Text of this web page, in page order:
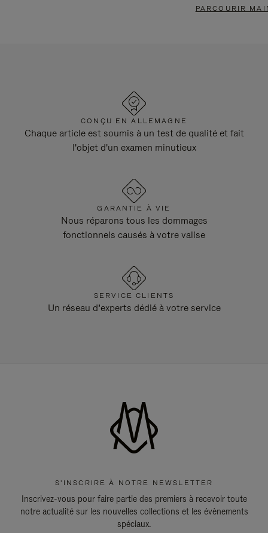
PARCOURIR
CONÇU EN ALLEMAGNE
Chaque article est soumis à un test de qualité et fait
l'objet d'un examen minutieux
GARANTIE À VIE
Nous réparons tous les dommages
fonctionnels causés à votre valise
SERVICE CLIENTS
Un réseau d’experts dédié à votre service
S'INSCRIRE À NOTRE NEWSLETTER
Inscrivez-vous pour faire partie des premiers à recevoir toute
notre actualité sur les nouvelles collections et les évènements
spéciaux.